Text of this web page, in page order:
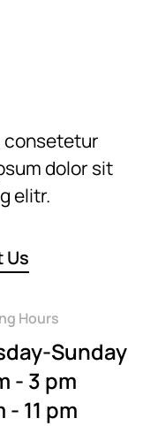
consetetur
dolor sit
elitr.
Us
Hours
Sunday
- 3 pm
- 11 pm